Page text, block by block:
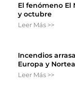
El fenómeno El
y octubre
Leer Más >>
Incendios
Europa y
Leer Más >>